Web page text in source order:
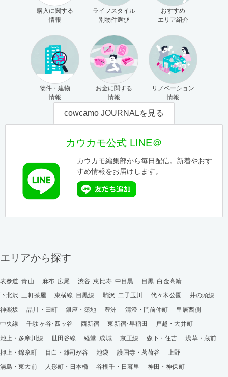
購入に関する
情報
ライフスタイル
別物件選び
おすすめ
エリア紹介
物件・建物
情報
お金に関する
情報
リノベーション
情報
cowcamo JOURNALを見る
カウカモ公式 LINE＠
カウカモ編集部から毎日配信。新着やおす
すめ情報をお届けします。
エリアから探す
表参道･青山 麻布･広尾 渋谷･恵比寿･中目黒
目黒･白金高輪
下北沢･三軒茶屋
東横線･目黒線 駒沢･二子玉川 代々木公園
井の頭線
神楽坂
品川・田町 銀座・築地 豊洲 清澄・門前仲町
皇居西側
中央線
千駄ヶ谷･四ッ谷 西新宿 東新宿･早稲田
戸越・大井町
池上・多摩川線
世田谷線 経堂･成城 京王線 森下・住吉
浅草・蔵前
押上・錦糸町
目白・雑司が谷 池袋 護国寺・茗荷谷
上野
湯島・東大前
人形町・日本橋 谷根千・日暮里
神田・神保町